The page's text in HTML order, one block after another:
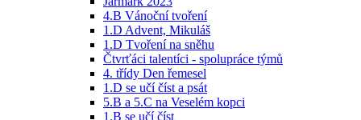
4.B Vánoční tvoření
1.D Advent, Mikuláš
1.D Tvoření na sněhu
Čtvrťáci talentíci - spolupráce týmů
4. třídy Den řemesel
1.D se učí číst a psát
5.B a 5.C na Veselém kopci
1.B se učí číst